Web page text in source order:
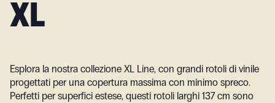
XL
Esplora la nostra collezione XL Line, con grandi rotoli di vinile
progettati per una copertura massima con minimo spreco.
Perfetti per superfici estese, questi rotoli larghi 137 cm sono